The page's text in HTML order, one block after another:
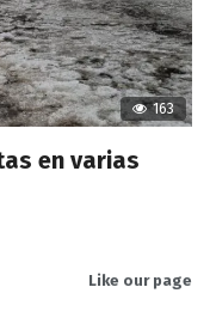
163
en varias
Like our page